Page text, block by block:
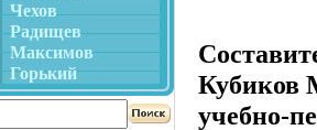
Чехов
Радищев
Максимов
Горький
Кубиков
учебно-